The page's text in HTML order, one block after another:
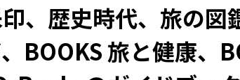
、歴史時代、旅の図
BOOKS 旅と健康、